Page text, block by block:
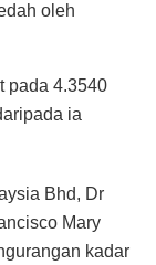
oleh
pada 4.3540
ia
Bhd, Dr
Mary
kadar